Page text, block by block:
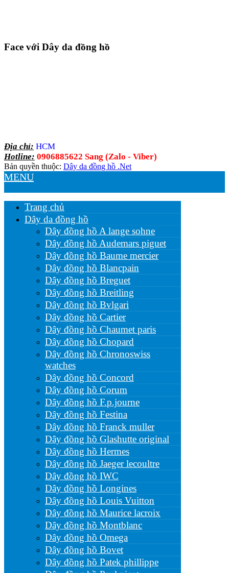
Face với Dây da đồng hồ
Địa chỉ: HCM
Hotline: 0906885622 Sang (Zalo - Viber)
Bản quyền thuộc: Dây da đồng hồ .Net
MENU
Trang chủ
Dây da đồng hồ
Dây đồng hồ A lange sohne
Dây đồng hồ Audemars piguet
Dây đồng hồ Baume mercier
Dây đồng hồ Blancpain
Dây đồng hồ Breguet
Dây đồng hồ Breitling
Dây đồng hồ Bvlgari
Dây đồng hồ Cartier
Dây đồng hồ Chaumet paris
Dây đồng hồ Chopard
Dây đồng hồ Chronoswiss
watches
Dây đồng hồ Concord
Dây đồng hồ Corum
Dây đồng hồ F.p.journe
Dây đồng hồ Festina
Dây đồng hồ Franck muller
Dây đồng hồ Glashutte original
Dây đồng hồ Hermes
Dây đồng hồ Jaeger lecoultre
Dây đồng hồ IWC
Dây đồng hồ Longines
Dây đồng hồ Louis Vuitton
Dây đồng hồ Maurice lacroix
Dây đồng hồ Montblanc
Dây đồng hồ Omega
Dây đồng hồ Bovet
Dây đồng hồ Patek phillippe